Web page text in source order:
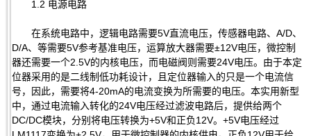
1.2 电源电路
在系统电路中，逻辑电路需要5V直流电压，传感器电路、A/D、
D/A、等需要5V参考基准电压，运算放大器需要±12V电压，微控制
器还需要一个2.5V的内核电压，而电磁阀则需要24V电压。由于本定
位器采用的是二线制低功耗设计，且定位器输入的只是一个电流信
号，因此，需要将4-20mA的电流变换为所需要的电压。本实用新型
中，通过电流输入转化的24V电压经过滤波电路后，提供给两个
DC/DC模块，分别将电压转换为+5V和正负12V。+5V电压经过